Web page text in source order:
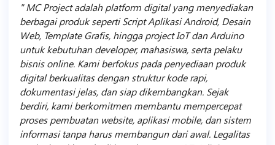
MC Project adalah platform digital yang menyediakan
berbagai produk seperti Script Aplikasi Android, Desain
Web, Template Grafis, hingga project IoT dan Arduino
untuk kebutuhan developer, mahasiswa, serta pelaku
bisnis online. Kami berfokus pada penyediaan produk
digital berkualitas dengan struktur kode rapi,
dokumentasi jelas, dan siap dikembangkan. Sejak
berdiri, kami berkomitmen membantu mempercepat
proses pembuatan website, aplikasi mobile, dan sistem
informasi tanpa harus membangun dari awal. Legalitas